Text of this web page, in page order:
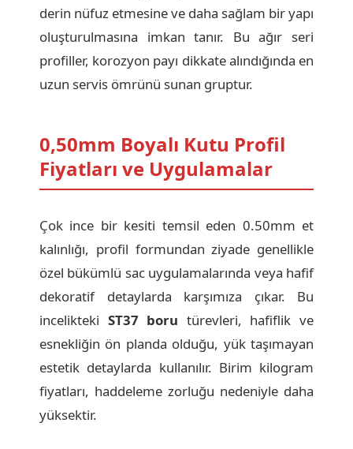
derin nüfuz etmesine ve daha sağlam bir yapı
oluşturulmasına imkan tanır. Bu ağır seri
profiller, korozyon payı dikkate alındığında en
uzun servis ömrünü sunan gruptur.
0,50mm Boyalı Kutu Profil
Fiyatları ve Uygulamalar
Çok ince bir kesiti temsil eden 0.50mm et
kalınlığı, profil formundan ziyade genellikle
özel bükümlü sac uygulamalarında veya hafif
dekoratif detaylarda karşımıza çıkar. Bu
incelikteki ST37 boru türevleri, hafiflik ve
esnekliğin ön planda olduğu, yük taşımayan
estetik detaylarda kullanılır. Birim kilogram
fiyatları, haddeleme zorluğu nedeniyle daha
yüksektir.